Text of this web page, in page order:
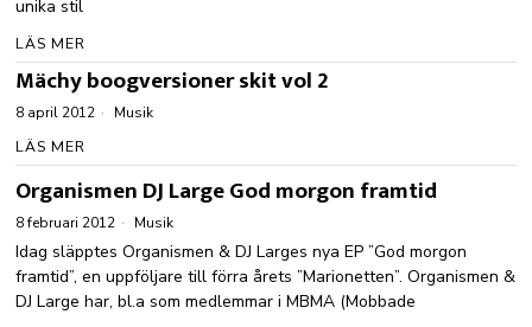
unika stil
LÄS MER
Mächy boogversioner skit vol 2
8 april 2012 Musik
LÄS MER
Organismen DJ Large God morgon framtid
8 februari 2012 Musik
Idag släpptes Organismen & DJ Larges nya EP ”God morgon
framtid”, en uppföljare till förra årets ”Marionetten”. Organismen &
DJ Large har, bl.a som medlemmar i MBMA (Mobbade